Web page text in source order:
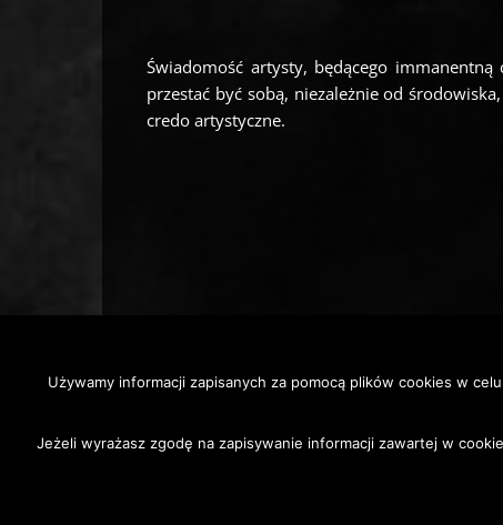
Świadomość artysty, będącego
przestać być sobą, niezależnie od
credo artystyczne.
Używamy informacji zapisanych za pomocą plików cookies w
Jeżeli wyrażasz zgodę na zapisywanie informacji zawartej w